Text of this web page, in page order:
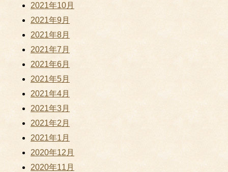
2021年10月
2021年9月
2021年8月
2021年7月
2021年6月
2021年5月
2021年4月
2021年3月
2021年2月
2021年1月
2020年12月
2020年11月